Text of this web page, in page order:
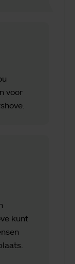
voor
kunt